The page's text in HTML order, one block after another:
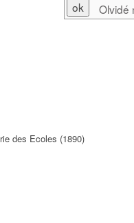
des Ecoles (1890)
Olvidé